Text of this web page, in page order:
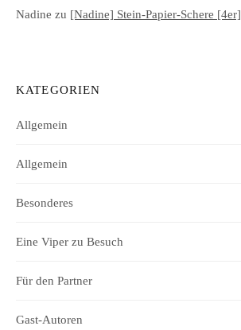
Nadine zu [Nadine] Stein-Papier-Schere [4er]
KATEGORIEN
Allgemein
Allgemein
Besonderes
Eine Viper zu Besuch
Für den Partner
Gast-Autoren